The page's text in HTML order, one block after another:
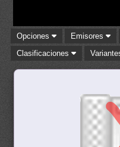
Opciones Emisores
Clasificaciones